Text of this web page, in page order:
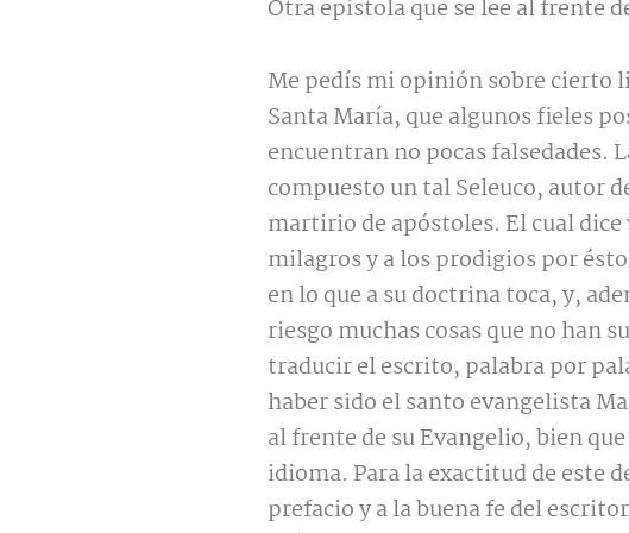
Otra epístola que se lee al frente
Me pedís mi opinión sobre cierto
Santa María, que algunos fieles
encuentran no pocas falsedades.
compuesto un tal Seleuco, autor
martirio de apóstoles. El cual
milagros y a los prodigios por
en lo que a su doctrina toca, y,
riesgo muchas cosas que no han
traducir el escrito, palabra por
haber sido el santo evangelista
al frente de su Evangelio, bien
idioma. Para la exactitud de este
prefacio y a la buena fe del